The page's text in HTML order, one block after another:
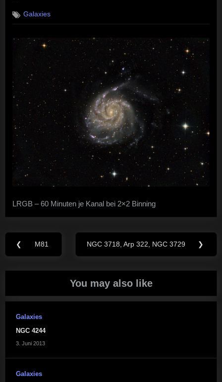
Galaxies
LRGB – 60 Minuten je Kanal bei 2×2 Binning
Beitragsnavigation
❮
Previous
M81
Next
NGC 3718, Arp 322, NGC 3729 ❯
You may also like
Galaxies
NGC 4244
3. Juni 2013
Galaxies